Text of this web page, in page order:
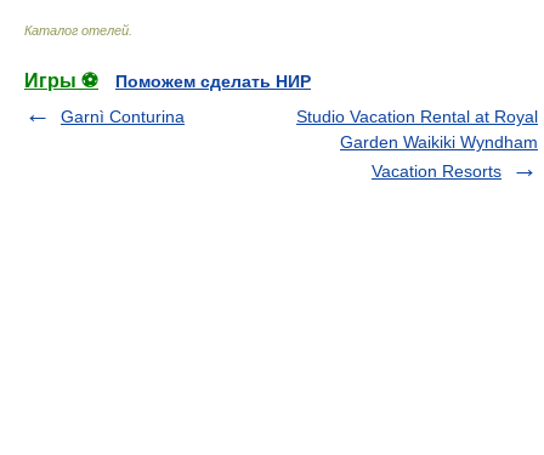
Каталог отелей
Игры ⚽
Поможем сделать НИР
Garnì Conturina
Studio Vacation Rental at Royal
Garden Waikiki Wyndham
Vacation Resorts